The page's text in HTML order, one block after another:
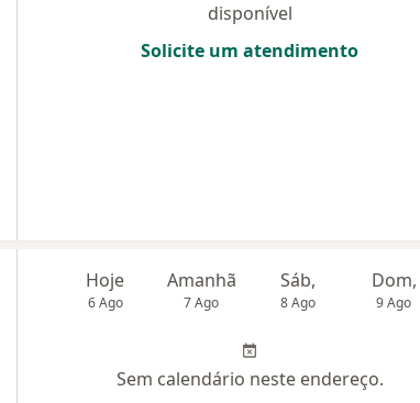
disponível
Solicite um atendimento
Hoje
6 Ago
Amanhã
7 Ago
Sáb,
8 Ago
Dom,
9 Ago
Sem calendário neste endereço.